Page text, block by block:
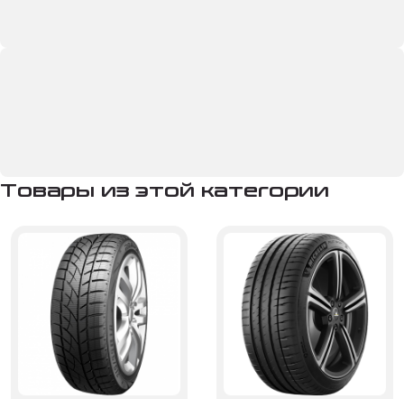
Товары из этой категории